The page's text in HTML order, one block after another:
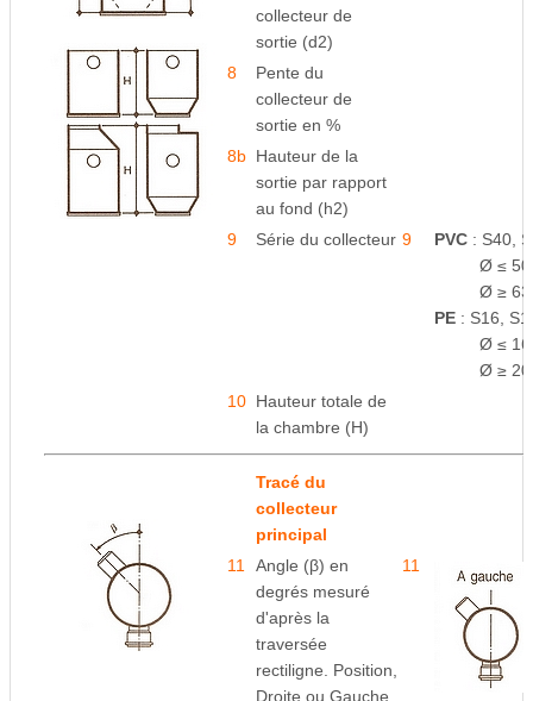
collecteur de
sortie (d2)
8
Pente du
collecteur de
sortie en %
8b Hauteur de la
sortie par rapport
au fond (h2)
9
Série du collecteur 9 PVC : S40,
Ø ≤
Ø ≥
PE : S16,
Ø ≤
Ø ≥
10 Hauteur totale de
la chambre (H)
Tracé du
collecteur
principal
11
Angle (β) en
degrés mesuré
d'après la
traversée
rectiligne. Position,
Droite ou Gauche
11